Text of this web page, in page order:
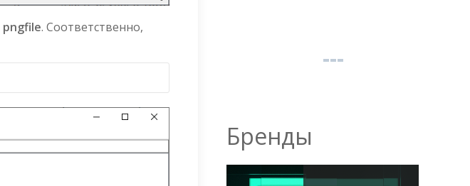
pngfile. Соответственно,
Бренды